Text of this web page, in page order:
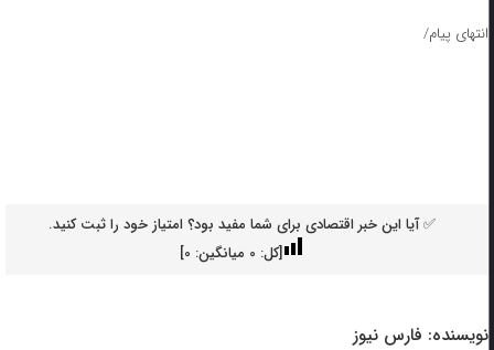
انتهای پیام/
✅ آیا این خبر اقتصادی برای شما مفید بود؟ امتیاز خود را ثبت کنید.
[کل: 0میانگین: 0
]
نویسنده: فارس نیوز